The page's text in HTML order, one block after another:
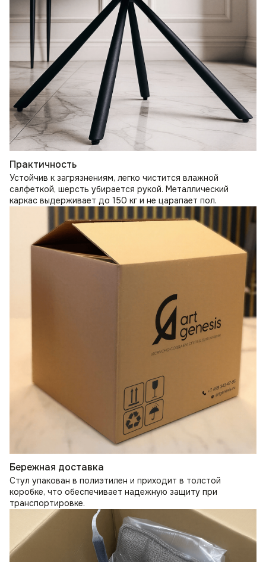
Практичность
Устойчив к загрязнениям, легко чистится влажной
салфеткой, шерсть убирается рукой. Металлический
каркас выдерживает до 150 кг и не царапает пол.
Бережная доставка
Стул упакован в полиэтилен и приходит в толстой
коробке, что обеспечивает надежную защиту при
транспортировке.